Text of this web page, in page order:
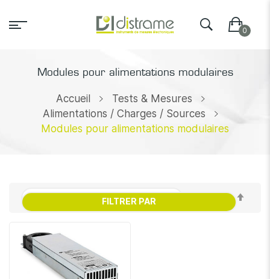
Modules pour alimentations modulaires
Accueil
Tests & Mesures
Alimentations / Charges / Sources
Modules pour alimentations modulaires
FILTRER PAR